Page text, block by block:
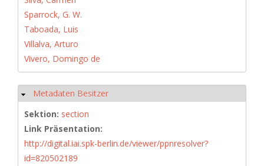
Sparrock, G. W.
Taboada, Luis
Villalva, Arturo
Vivero, Domingo de
Hide
Metadaten Besitzer
Sektion: section
Link Präsentation:
http://digital.iai.spk-berlin.de/viewer/ppnresolver?
id=820502189